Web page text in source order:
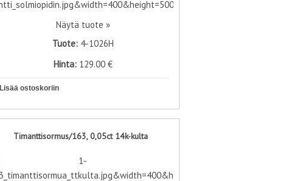
Näytä tuote »
Tuote: 4-1026H
Hinta: 129.00 €
Lisää ostoskoriin
Timanttisormus/163, 0,05ct 14k-kulta